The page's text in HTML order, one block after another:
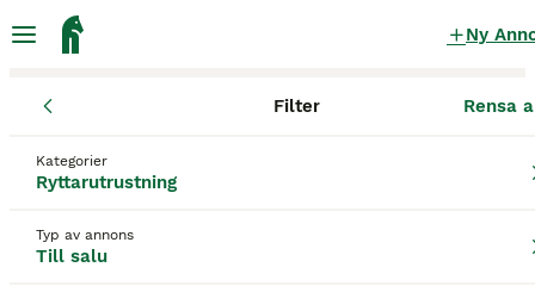
Ny
Filter Rensa
Kategorier
Ryttarutrustning
Typ av annons
Till salu
Övrig Ryttarutrustning till salu
85 Ryttarutrustning hittade